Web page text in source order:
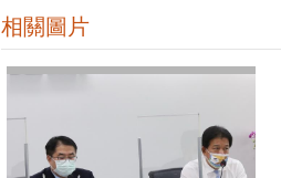
相關圖片